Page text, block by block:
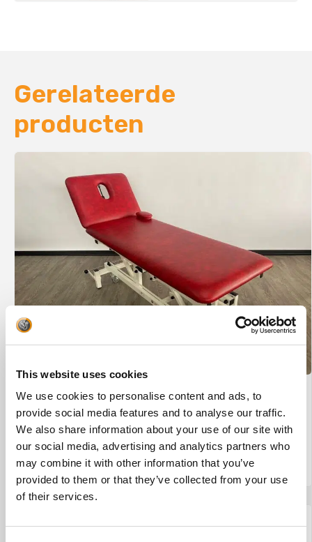
This website uses cookies
We use cookies to personalise content and ads, to
provide social media features and to analyse our traffic.
We also share information about your use of our site with
our social media, advertising and analytics partners who
may combine it with other information that you’ve
provided to them or that they’ve collected from your use
of their services.
Gerelateerde
producten
Wesseling Eco-Line 2 #29
€ 875,00
BESTEL NU!